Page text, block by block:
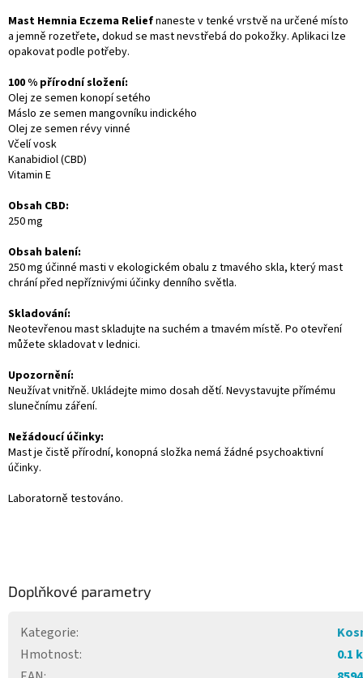
Mast Hemnia Eczema Reliefnaneste v tenké vrstvě na určené místo
a jemně rozetřete, dokud se mast nevstřebá do pokožky. Aplikaci lze
opakovat podle potřeby.
100 % přírodní složení:
Olej ze semen konopí setého
Máslo ze semen mangovníku indického
Olej ze semen révy vinné
Včelí vosk
Kanabidiol (CBD)
Vitamin E
Obsah CBD:
250 mg
Obsah balení:
250 mg účinné masti v ekologickém obalu z tmavého skla, který mast
chrání před nepříznivými účinky denního světla.
Skladování:
Neotevřenou mast skladujte na suchém a tmavém místě. Po otevření
můžete skladovat v lednici.
Upozornění:
Neužívat vnitřně. Ukládejte mimo dosah dětí. Nevystavujte přímému
slunečnímu záření.
Nežádoucí účinky:
Mast je čistě přírodní, konopná složka nemá žádné psychoaktivní
účinky.
Laboratorně testováno.
Doplňkové parametry
Kategorie:
Hmotnost:
0.1